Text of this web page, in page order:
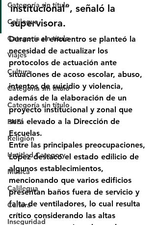
Categoría sin título
Calilegua
Categoría sin título
Viajes
Cultura
Categoría sin título
Categoría sin título
FNE
Religión
Untitled Category
Música
Calilegua
Cultura
Inseguridad
institucional”, señaló la
supervisora.
Durante el encuentro se planteó la
necesidad de actualizar los
protocolos de actuación ante
situaciones de acoso escolar, abuso,
intentos de suicidio y violencia,
además de la elaboración de un
proyecto institucional y zonal que
será elevado a la Dirección de
Escuelas.
Entre las principales preocupaciones,
López destacó el estado edilicio de
algunos establecimientos,
mencionando que varios edificios
presentan baños fuera de servicio y
falta de ventiladores, lo cual resulta
crítico considerando las altas